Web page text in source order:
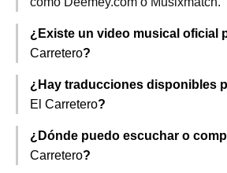
¿Existe un video musical oficial
Carretero?
¿Hay traducciones disponibles
El Carretero?
¿Dónde puedo escuchar o
Carretero?